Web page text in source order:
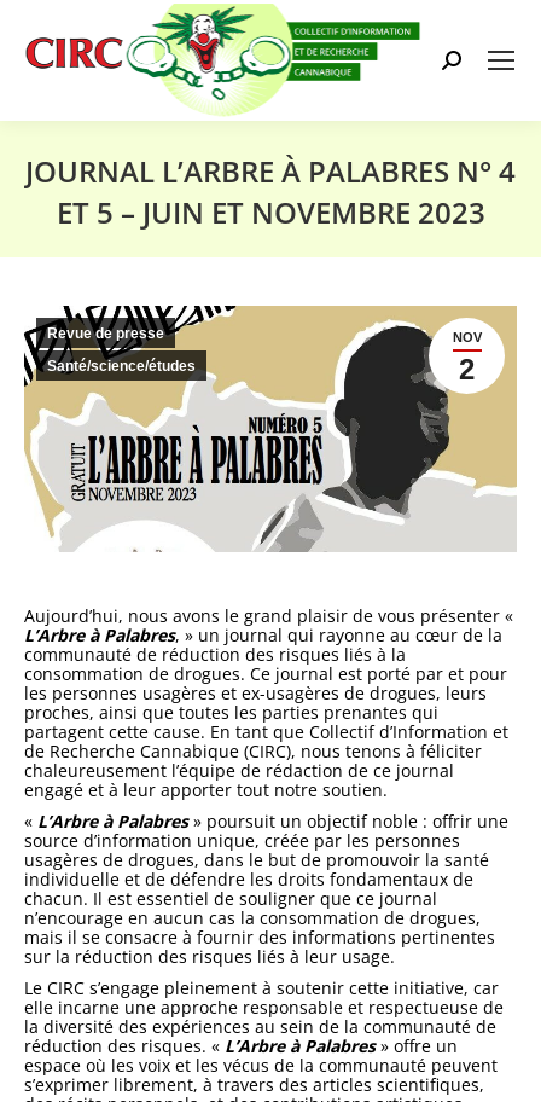
Search:
JOURNAL L’ARBRE À PALABRES N° 4
ET 5 – JUIN ET NOVEMBRE 2023
NOV
2
Revue de presse
Santé/science/études
Aujourd’hui, nous avons le grand plaisir de vous présenter «
L’Arbre à Palabres, » un journal qui rayonne au cœur de la
communauté de réduction des risques liés à la
consommation de drogues. Ce journal est porté par et pour
les personnes usagères et ex-usagères de drogues, leurs
proches, ainsi que toutes les parties prenantes qui
partagent cette cause. En tant que Collectif d’Information et
de Recherche Cannabique (CIRC), nous tenons à féliciter
chaleureusement l’équipe de rédaction de ce journal
engagé et à leur apporter tout notre soutien.
« L’Arbre à Palabres» poursuit un objectif noble : offrir une
source d’information unique, créée par les personnes
usagères de drogues, dans le but de promouvoir la santé
individuelle et de défendre les droits fondamentaux de
chacun. Il est essentiel de souligner que ce journal
n’encourage en aucun cas la consommation de drogues,
mais il se consacre à fournir des informations pertinentes
sur la réduction des risques liés à leur usage.
Le CIRC s’engage pleinement à soutenir cette initiative, car
elle incarne une approche responsable et respectueuse de
la diversité des expériences au sein de la communauté de
réduction des risques. « L’Arbre à Palabres» offre un
espace où les voix et les vécus de la communauté peuvent
s’exprimer librement, à travers des articles scientifiques,